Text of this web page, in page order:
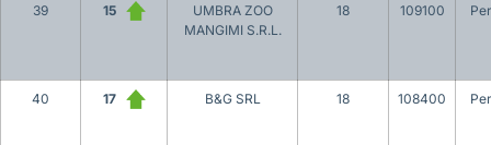
39 15
UMBRA ZOO
MANGIMI S.R.L.
18 109100
40 17 B&G SRL 18 108400